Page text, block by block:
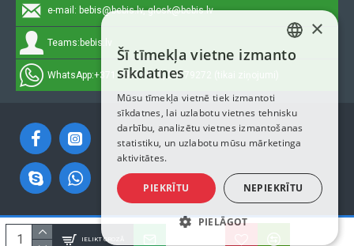
IELIKT GROZĀ
e-mail: bebis@bebis.lv, glosk@bebis.lv
Teams: bebis.lv
WhatsApp:+371 29511512, 20579272 (tikai ziņojumi)
Autortiesības © 2023, Bebis.lv, Visas tiesības aizsargātas
LATVIAN
ENGLISH
×
Šī tīmekļa vietne izmanto
sīkdatnes
Mūsu tīmekļa vietnē tiek izmantoti
sīkdatnes, lai uzlabotu vietnes tehnisku
darbību, analizētu vietnes izmantošanas
statistiku, un uzlabotu mūsu mārketinga
aktivitātes.
PIEKRĪTU NEPIEKRĪTU
PIELĀGOT